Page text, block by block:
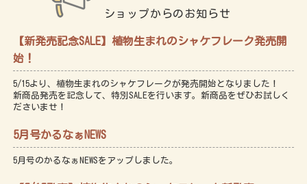
ショップからのお知らせ
【新発売記念SALE】植物生まれのシャケフレーク発売開
始！
5/15より、植物生まれのシャケフレークが発売開始となりました！
新商品発売を記念して、特別SALEを行います。新商品をぜひお試しく
ださいませ！
5月号かるなぁNEWS
5月号のかるなぁNEWSをアップしました。